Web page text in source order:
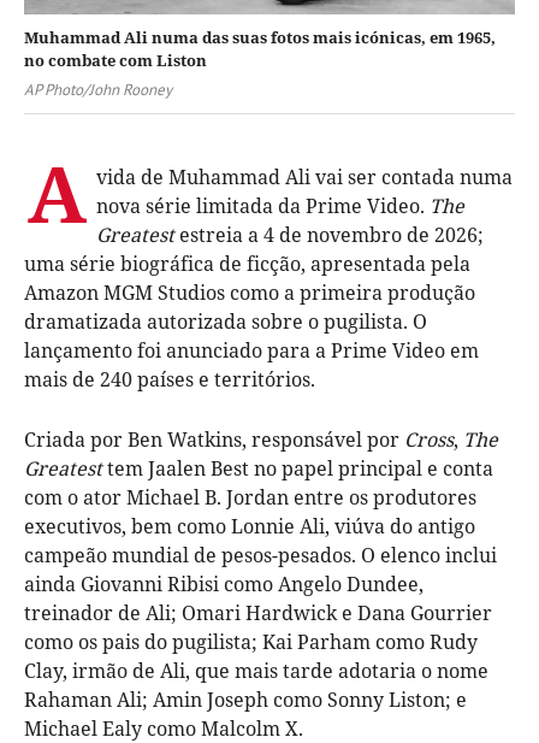
Muhammad Ali numa das suas fotos mais icónicas, em 1965,
no combate com Liston
AP Photo/John Rooney
A vida de Muhammad Ali vai ser contada numa
nova série limitada da Prime Video. The
Greatestestreia a 4 de novembro de 2026;
uma série biográfica de ficção, apresentada pela
Amazon MGM Studios como a primeira produção
dramatizada autorizada sobre o pugilista. O
lançamento foi anunciado para a Prime Video em
mais de 240 países e territórios.
Criada por Ben Watkins, responsável por Cross, The
Greatesttem Jaalen Best no papel principal e conta
com o ator Michael B. Jordan entre os produtores
executivos, bem como Lonnie Ali, viúva do antigo
campeão mundial de pesos-pesados. O elenco inclui
ainda Giovanni Ribisi como Angelo Dundee,
treinador de Ali; Omari Hardwick e Dana Gourrier
como os pais do pugilista; Kai Parham como Rudy
Clay, irmão de Ali, que mais tarde adotaria o nome
Rahaman Ali; Amin Joseph como Sonny Liston; e
Michael Ealy como Malcolm X.